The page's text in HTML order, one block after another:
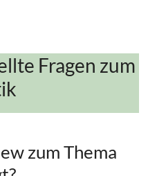
Fragen zum
zum Thema